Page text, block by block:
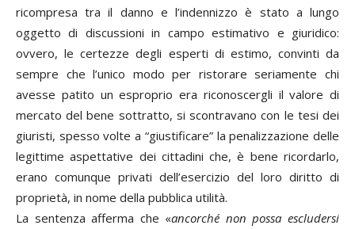
ricompresa tra il danno e l’indennizzo è stato a lungo
oggetto di discussioni in campo estimativo e giuridico:
ovvero, le certezze degli esperti di estimo, convinti da
sempre che l’unico modo per ristorare seriamente chi
avesse patito un esproprio era riconoscergli il valore di
mercato del bene sottratto, si scontravano con le tesi dei
giuristi, spesso volte a “giustificare” la penalizzazione delle
legittime aspettative dei cittadini che, è bene ricordarlo,
erano comunque privati dell’esercizio del loro diritto di
proprietà, in nome della pubblica utilità.
La sentenza afferma che «ancorché non possa escludersi